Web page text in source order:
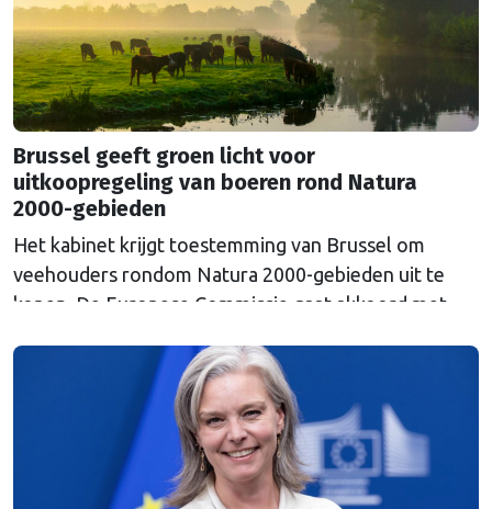
Brussel geeft groen licht voor
uitkoopregeling van boeren rond Natura
2000-gebieden
Het kabinet krijgt toestemming van Brussel om
veehouders rondom Natura 2000-gebieden uit te
kopen. De Europese Commissie gaat akkoord met